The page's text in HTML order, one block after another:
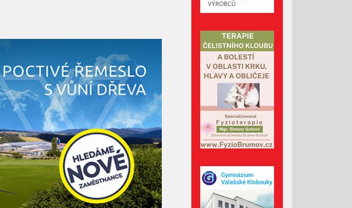
Srpen 2024
Červen 2024
Květen 2024
Duben 2024
Březen 2024
Únor 2024
Leden 2024
Prosinec 2023
Říjen 2023
Září 2023